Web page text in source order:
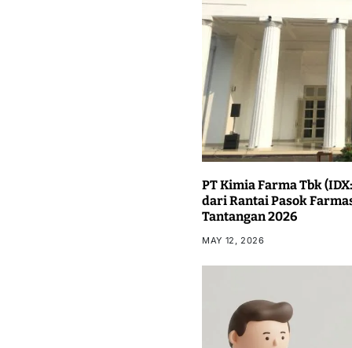
PT Kimia Farma Tbk
dari Rantai Pasok
Tantangan 2026
MAY 12, 2026